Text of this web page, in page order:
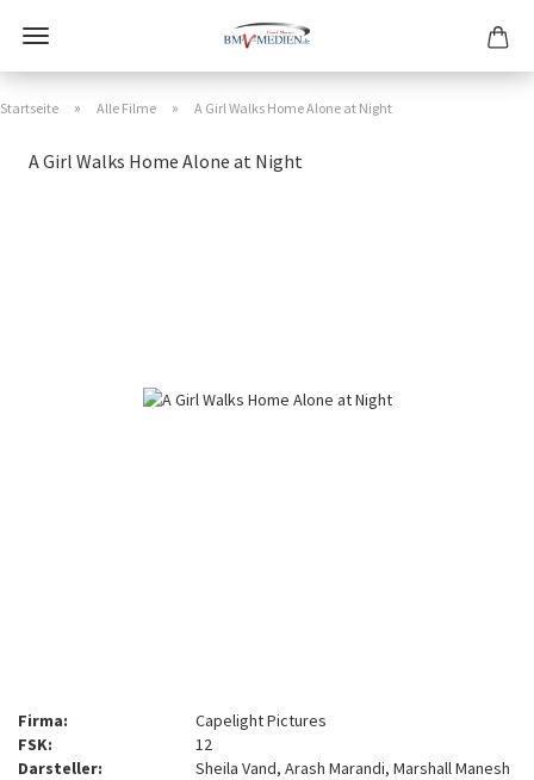
Startseite » Alle Filme » A Girl Walks Home Alone at Night
A Girl Walks Home Alone at Night
Firma:
Capelight Pictures
FSK:
12
Darsteller:
Sheila Vand, Arash Marandi, Marshall Manesh